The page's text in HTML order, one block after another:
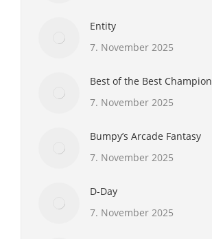
Entity
7. November 2025
Best of the Best
7. November 2025
Bumpy’s Arcade Fantasy
7. November 2025
D-Day
7. November 2025